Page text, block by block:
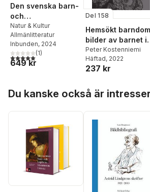
Den svenska barn-
och
ungdomslitterature
ns historia 1-2
Natur & Kultur
Allmänlitteratur
Inbunden, 2024
5,0utav 5 stjärnor. Totalt antal röster:
(1)
649 kr
Del 158
Hemsökt
bilder av barnet i
gotisk
barnlitteratur
Peter Kostenniemi
Häftad, 2022
237 kr
Du kanske också är